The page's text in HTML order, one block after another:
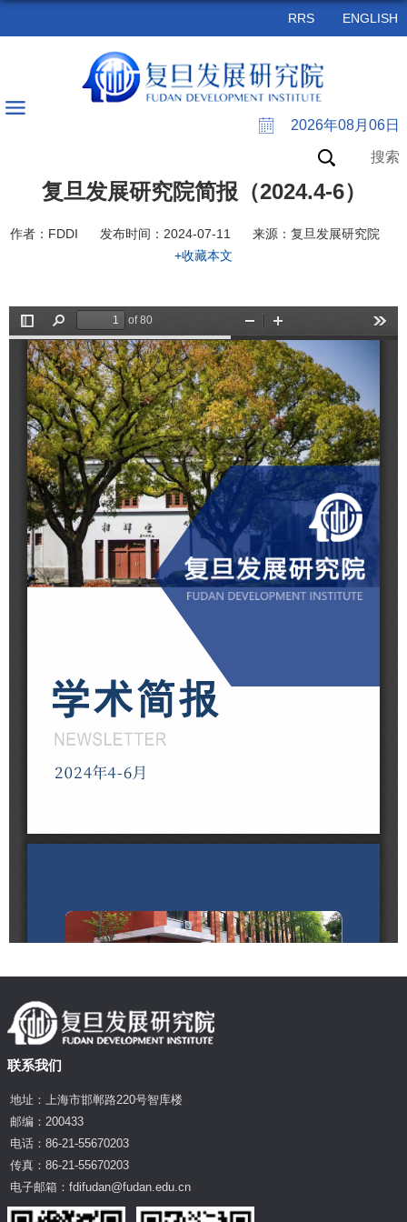
RRS ENGLISH
2026年08月06日
搜索
复旦发展研究院简报（2024.4-6）
作者：FDDI 发布时间：2024-07-11
来源：复旦发展研究院
+收藏本文
联系我们
地址：上海市邯郸路220号智库楼
邮编：200433
电话：86-21-55670203
传真：86-21-55670203
电子邮箱：fdifudan@fudan.edu.cn